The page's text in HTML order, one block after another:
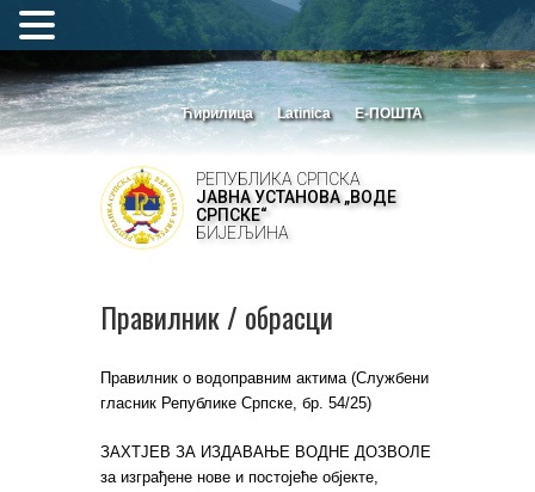
Ћирилица Latinica Е-ПОШТА
РЕПУБЛИКА СРПСКА
ЈАВНА УСТАНОВА „ВОДЕ
СРПСКЕ“
БИЈЕЉИНА
Правилник / обрасци
Правилник о водоправним актима (Службени
гласник Републике Српске, бр. 54/25)
ЗАХТЈЕВ ЗА ИЗДАВАЊЕ ВОДНЕ ДОЗВОЛЕ
за изграђене нове и постојеће објекте,